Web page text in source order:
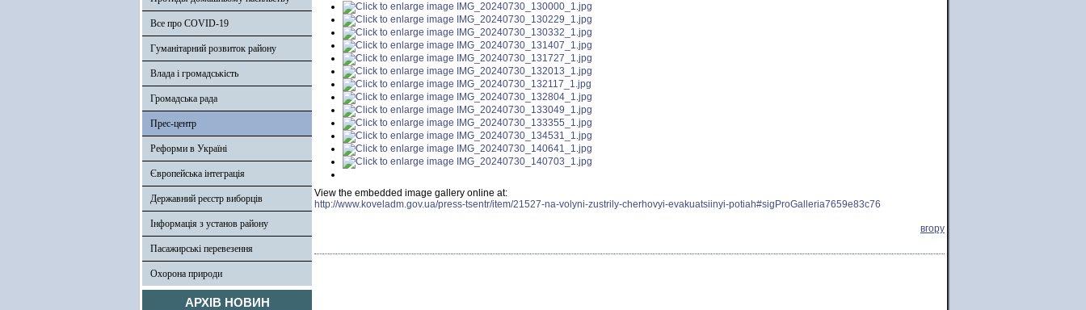
Все про COVID-19
Гуманітарний розвиток району
Влада і громадськість
Громадська рада
Прес-центр
Реформи в Україні
Європейська інтеграція
Державний реєстр виборців
Інформація з установ району
Пасажирські перевезення
Охорона природи
АРХІВ НОВИН
View the embedded image gallery online at:
http://www.koveladm.gov.ua/press-tsentr/item/21527-na-volyni-zustrily-cherhovyi-evakuatsiinyi-potiah#sigProGalleria7659e83c76
вгору